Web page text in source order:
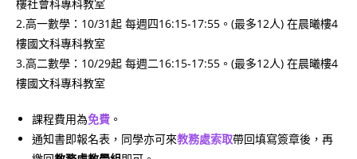
樓社會科專科教室
2.高一數學：10/31起 每週四16:15-17:55。(最多12人) 在晨曦樓4
樓國文科專科教室
3.高二數學：10/29起 每週二16:15-17:55。(最多12人) 在晨曦樓4
樓國文科專科教室
課程費用為免費 。
通知書即報名表，同學亦可來教務處索取帶回填寫簽章後，再